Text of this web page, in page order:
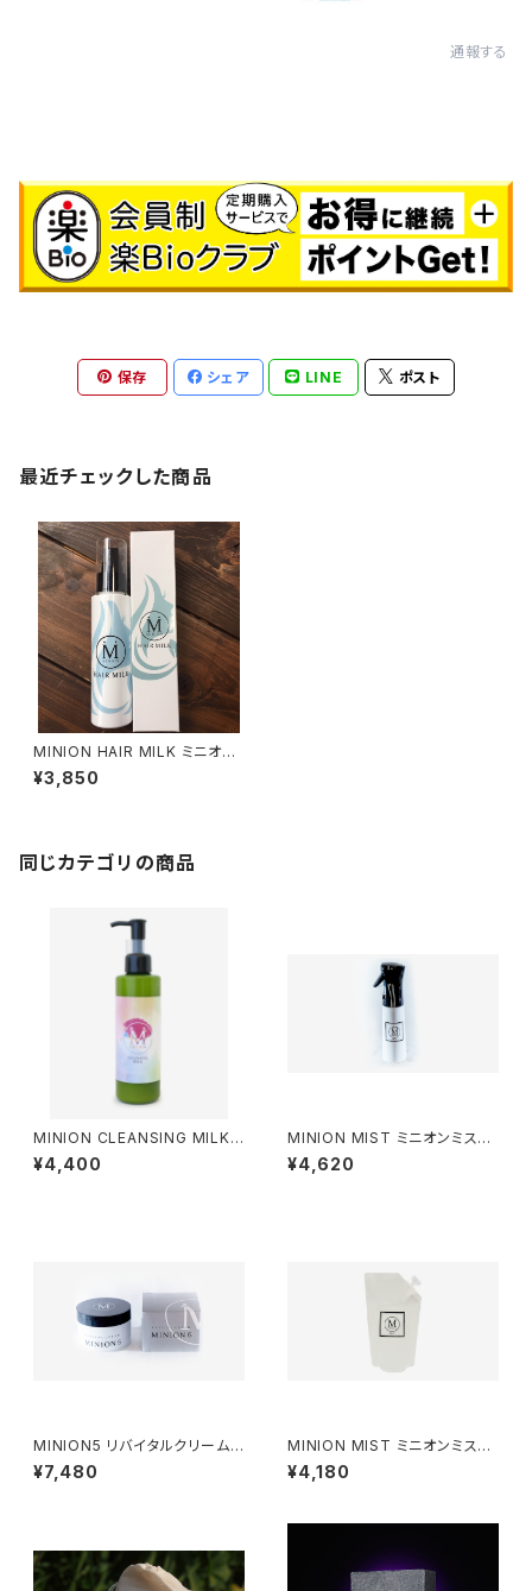
通報する
保存 シェア LINE ポスト
最近チェックした商品
MINION HAIR MILK ミニオン
ヘアミルク（100ml）
¥3,850
同じカテゴリの商品
MINION CLEANSING MILK
ミニオンクレンジングミルク（18
0ml）
¥4,400
MINION MIST ミニオンミスト
（350ml）【化粧水】
¥4,620
MINION5 リバイタルクリーム
（150g）
¥7,480
MINION MIST ミニオンミスト
詰替え用（350ml）【化粧水】
¥4,180